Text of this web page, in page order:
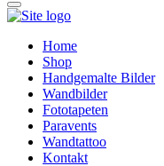
Home
Shop
Handgemalte Bilder
Wandbilder
Fototapeten
Paravents
Wandtattoo
Kontakt